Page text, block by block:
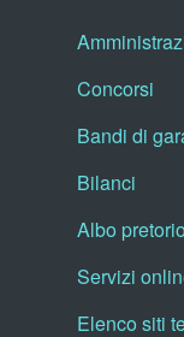
Concorsi
Bandi di
Bilanci
Albo pretorio
Servizi
Elenco siti